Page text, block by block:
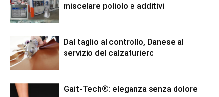
miscelare poliolo e additivi
Dal taglio al controllo, Danese al
servizio del calzaturiero
Gait-Tech®: eleganza senza dolore